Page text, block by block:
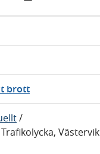
brott
/
Västervik